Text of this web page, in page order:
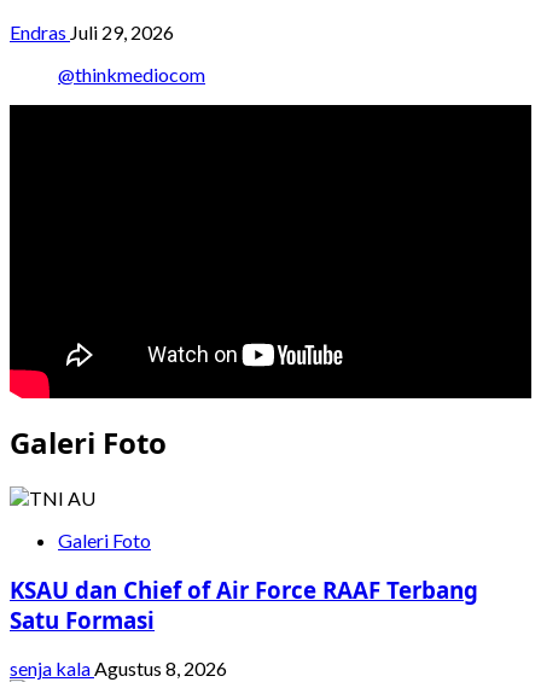
Endras Juli 29, 2026
@thinkmediocom
Galeri Foto
Galeri Foto
KSAU dan Chief of Air Force RAAF Terbang
Satu Formasi
senja kalaAgustus 8, 2026